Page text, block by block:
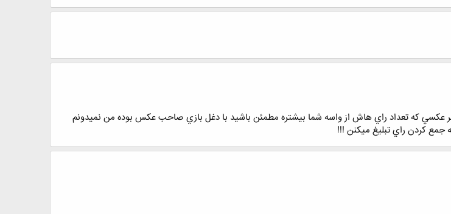
كه تعداد راي هاش از واسه شما بيشتره مطمئن باشيد با دغل بازي صاحب عكس بوده من نميدونم
جمع كردن راي تبليغ ميكنن !!!